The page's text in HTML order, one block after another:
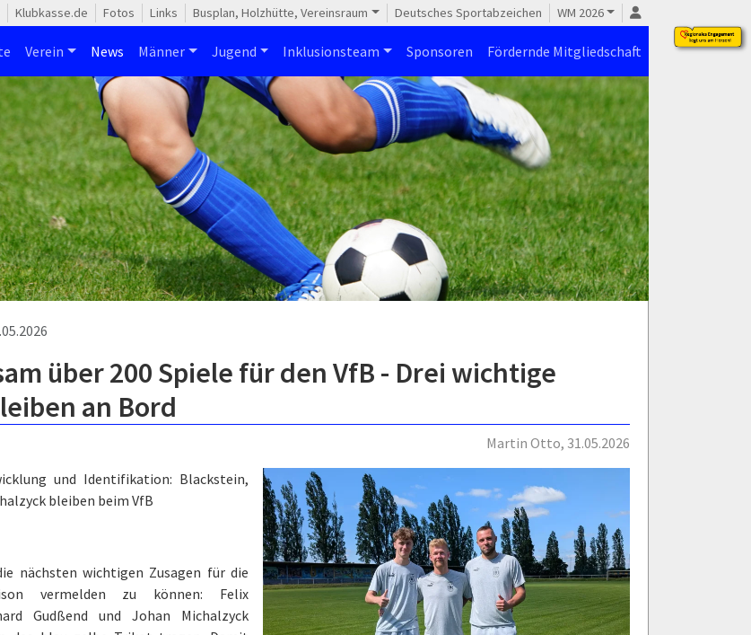
Klubkasse.de Fotos Links Busplan, Holzhütte, Vereinsraum Deutsches Sportabzeichen WM 2026
Verein News Männer Jugend Inklusionsteam Sponsoren Fördernde Mitgliedschaft
über 200 Spiele für den VfB - Drei wichtige
an Bord
Martin Otto, 31.05.2026
und Identifikation: Blackstein,
bleiben beim VfB
nächsten wichtigen Zusagen für die
vermelden zu können: Felix
Gudßend und Johan Michalzyck